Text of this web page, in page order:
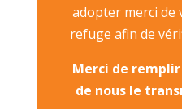
adopter merci de
refuge afin de
Merci de
de nous le